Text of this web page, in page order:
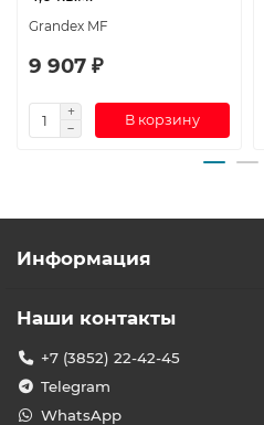
Grandex MF
9 907 ₽
В корзину
Информация
Наши контакты
+7 (3852) 22-42-45
Telegram
WhatsApp